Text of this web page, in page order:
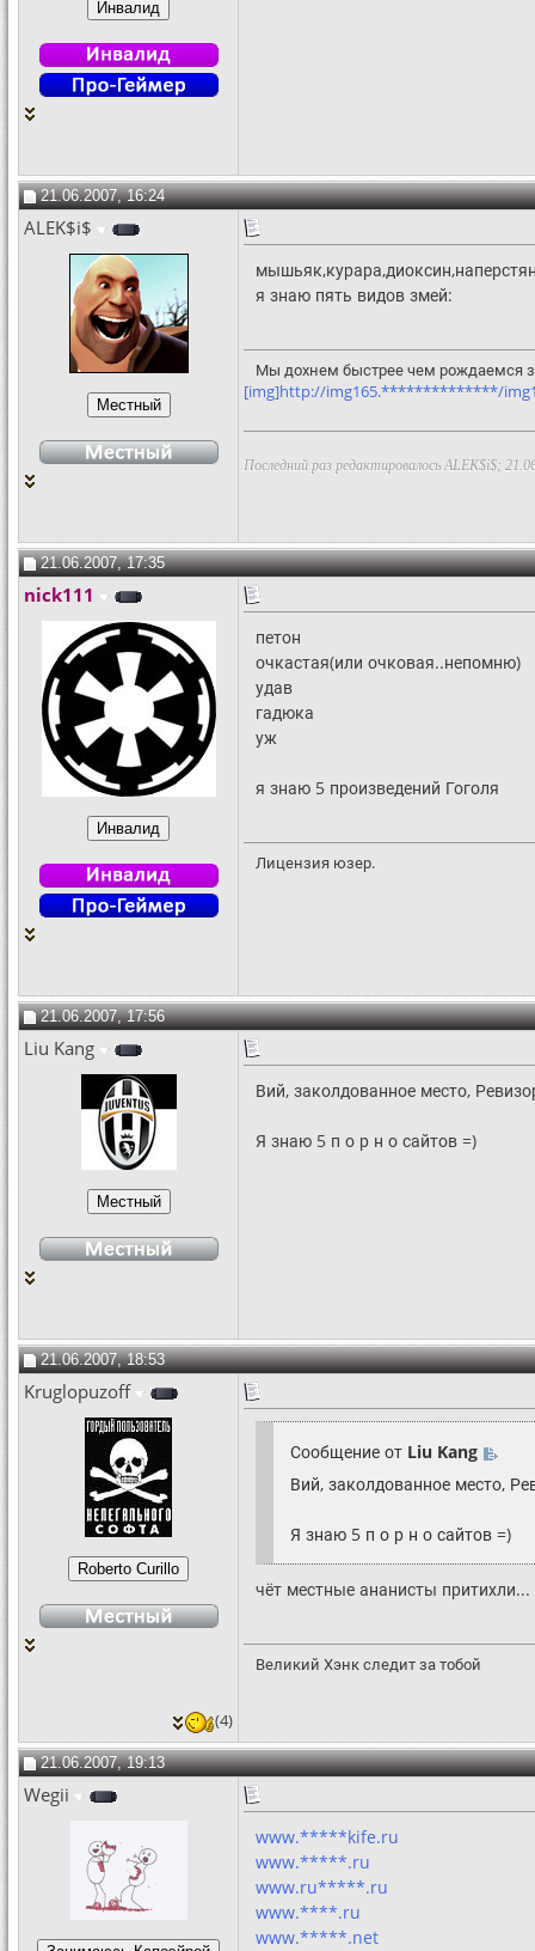
21.06.2007, 16:24
ALEK$i$
я знаю пять видов змей:
Мы дохнем быстрее чем рождаемся
[img]http://img165.**************/
Последний раз редактировалось ALEK$i$;
21.06.2007, 17:35
nick111
петон
очкастая(или очковая..непомню)
удав
гадюка
уж
я знаю 5 произведений Гоголя
Лицензия юзер.
21.06.2007, 17:56
Liu Kang
Вий, заколдованное место,
Я знаю 5 п о р н о сайтов =)
21.06.2007, 18:53
Kruglopuzoff
Сообщение от Liu Kang
Вий, заколдованное место,
Я знаю 5 п о р н о сайтов =)
чёт местные ананисты притихли...
Великий Хэнк следит за тобой
(4)
21.06.2007, 19:13
Wegii
www.*****kife.ru
www.*****.ru
www.ru*****.ru
www.****.ru
www.*****.net